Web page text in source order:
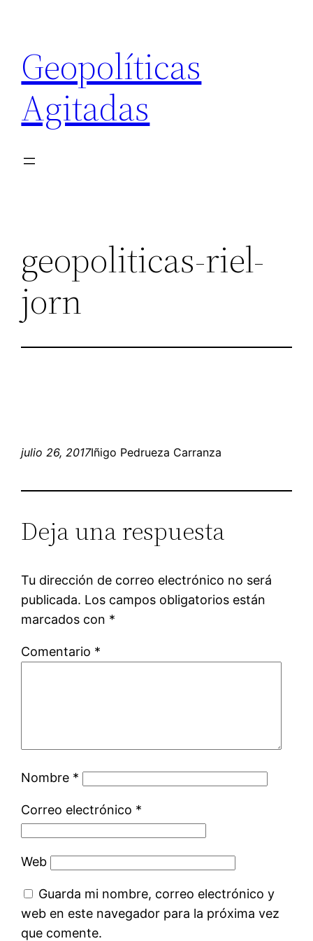
contenido
Geopolíticas
Agitadas
geopoliticas-riel-
jorn
julio 26, 2017Iñigo Pedrueza Carranza
Deja una respuesta
Tu dirección de correo electrónico no será
publicada. Los campos obligatorios están
marcados con *
Comentario *
Nombre *
Correo electrónico *
Web
Guarda mi nombre, correo electrónico y
web en este navegador para la próxima vez
que comente.